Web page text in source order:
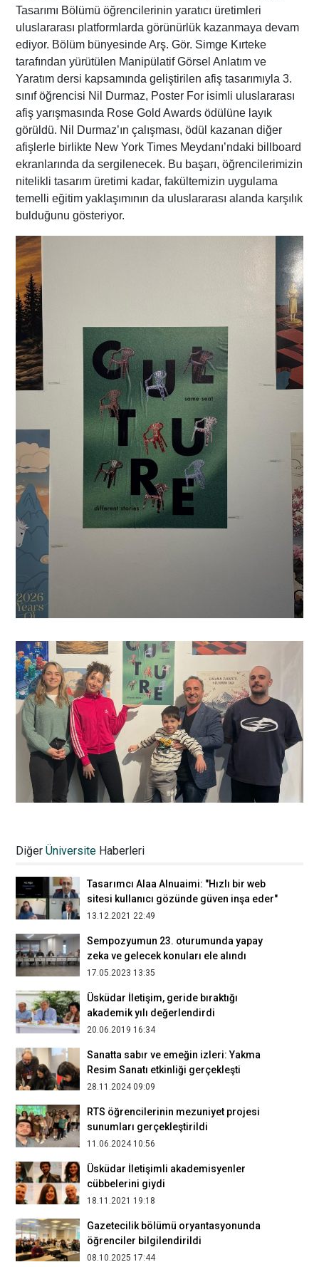
Tasarımı Bölümü öğrencilerinin yaratıcı üretimleri
uluslararası platformlarda görünürlük kazanmaya devam
ediyor. Bölüm bünyesinde Arş. Gör. Simge Kırteke
tarafından yürütülen Manipülatif Görsel Anlatım ve
Yaratım dersi kapsamında geliştirilen afiş tasarımıyla 3.
sınıf öğrencisi Nil Durmaz, Poster For isimli uluslararası
afiş yarışmasında Rose Gold Awards ödülüne layık
görüldü. Nil Durmaz’ın çalışması, ödül kazanan diğer
afişlerle birlikte New York Times Meydanı’ndaki billboard
ekranlarında da sergilenecek. Bu başarı, öğrencilerimizin
nitelikli tasarım üretimi kadar, fakültemizin uygulama
temelli eğitim yaklaşımının da uluslararası alanda karşılık
bulduğunu gösteriyor.
DiğerÜniversite Haberleri
Tasarımcı Alaa Alnuaimi: "Hızlı bir web
sitesi kullanıcı gözünde güven inşa eder"
13.12.2021 22:49
Sempozyumun 23. oturumunda yapay
zeka ve gelecek konuları ele alındı
17.05.2023 13:35
Üsküdar İletişim, geride bıraktığı
akademik yılı değerlendirdi
20.06.2019 16:34
Sanatta sabır ve emeğin izleri: Yakma
Resim Sanatı etkinliği gerçekleşti
28.11.2024 09:09
RTS öğrencilerinin mezuniyet projesi
sunumları gerçekleştirildi
11.06.2024 10:56
Üsküdar İletişimli akademisyenler
cübbelerini giydi
18.11.2021 19:18
Gazetecilik bölümü oryantasyonunda
öğrenciler bilgilendirildi
08.10.2025 17:44